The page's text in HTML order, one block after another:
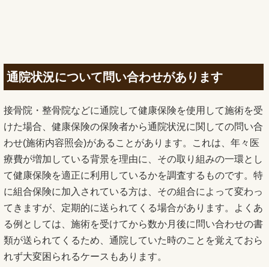
通院状況について問い合わせがあります
接骨院・整骨院などに通院して健康保険を使用して施術を受
けた場合、健康保険の保険者から通院状況に関しての問い合
わせ(施術内容照会)があることがあります。これは、年々医
療費が増加している背景を理由に、その取り組みの一環とし
て健康保険を適正に利用しているかを調査するものです。特
に組合保険に加入されている方は、その組合によって変わっ
てきますが、定期的に送られてくる場合があります。よくあ
る例としては、施術を受けてから数か月後に問い合わせの書
類が送られてくるため、通院していた時のことを覚えておら
れず大変困られるケースもあります。